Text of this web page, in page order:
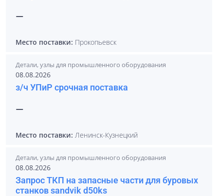
—
Место поставки: Прокопьевск
Детали, узлы для промышленного оборудования
08.08.2026
з/ч УПиР срочная поставка
—
Место поставки: Ленинск-Кузнецкий
Детали, узлы для промышленного оборудования
08.08.2026
Запрос ТКП на запасные части для буровых
станков sandvik d50ks